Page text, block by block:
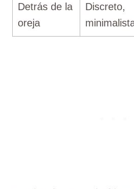
Detrás de la
oreja
Discreto,